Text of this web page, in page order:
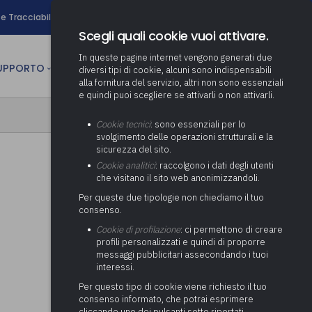
e Tracciabilità
Determinazione fondo risorse
decentrate
Pratiche previdenziali
ai comuni per l’attivazione di
(Partenariato Pubblico
Privato)
Società e organismi
adempimenti degli enti locali
Adeguamento del sistema di
gestione documentale alle
nuove linee guida sul
documento informatico
Protezione dei Dati (RPD,
altrimenti denominato Data
Protection Officer, DPO)
Supporto transizione al
digitale
Gestione IVA
Gestione IRAP
Consolidato
Relazione di fine e inizio
mandato
Supporto alla predisposizione
del Piano Economico-
Attività di supporto Gare
Energetiche (ex Legge 10/91)
Controllo Pratiche Sismiche
CULTURA person AREA RISERVATA
Scegli quali cookie vuoi attivare.
In queste pagine internet vengono generati due
diversi tipi di cookie, alcuni sono indispensabili
alla fornitura del servizio, altri non sono essenziali
e quindi puoi scegliere se attivarli o non attivarli.
Cookie tecnici: sono essenziali per lo
svolgimento delle operazioni strutturali e la
sicurezza del sito.
Cookie analitici: raccolgono i dati degli utenti
che visitano il sito web anonimizzandoli.
Per queste due tipologie non chiediamo il tuo
consenso.
Cookie di profilazione: ci permettono di creare
profili personalizzati e quindi di proporre
messaggi pubblicitari assecondando i tuoi
interessi.
Per questo tipo di cookie viene richiesto il tuo
consenso informato, che potrai esprimere